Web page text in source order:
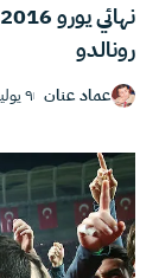
رونالدو
عماد عنان ٩ يوليو ,٢٠١٦